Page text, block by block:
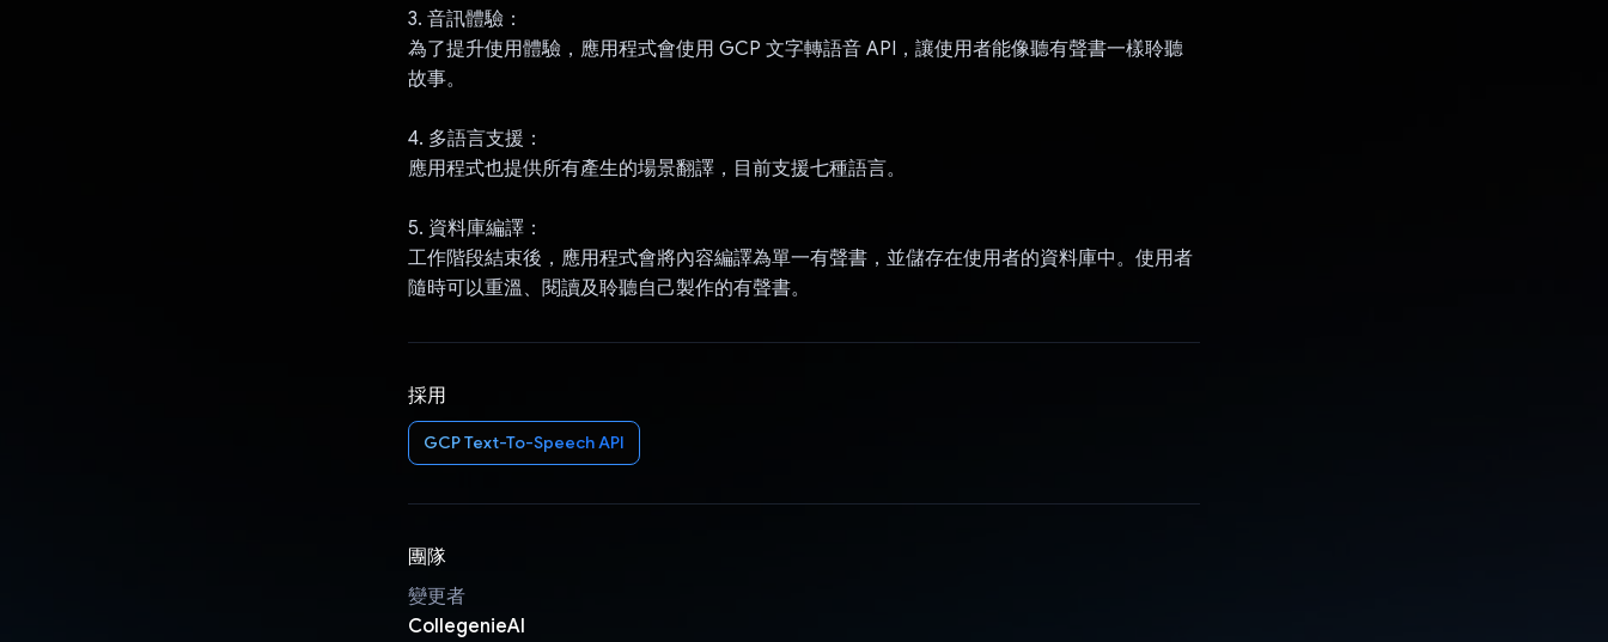
3. 音訊體驗：
為了提升使用體驗，應用程式會使用 GCP 文字轉語音 API，讓使用者能像聽有聲書一樣聆聽
故事。
4. 多語言支援：
應用程式也提供所有產生的場景翻譯，目前支援七種語言。
5. 資料庫編譯：
工作階段結束後，應用程式會將內容編譯為單一有聲書，並儲存在使用者的資料庫中。使用者
隨時可以重溫、閱讀及聆聽自己製作的有聲書。
採用
GCP Text-To-Speech API
團隊
變更者
CollegenieAI